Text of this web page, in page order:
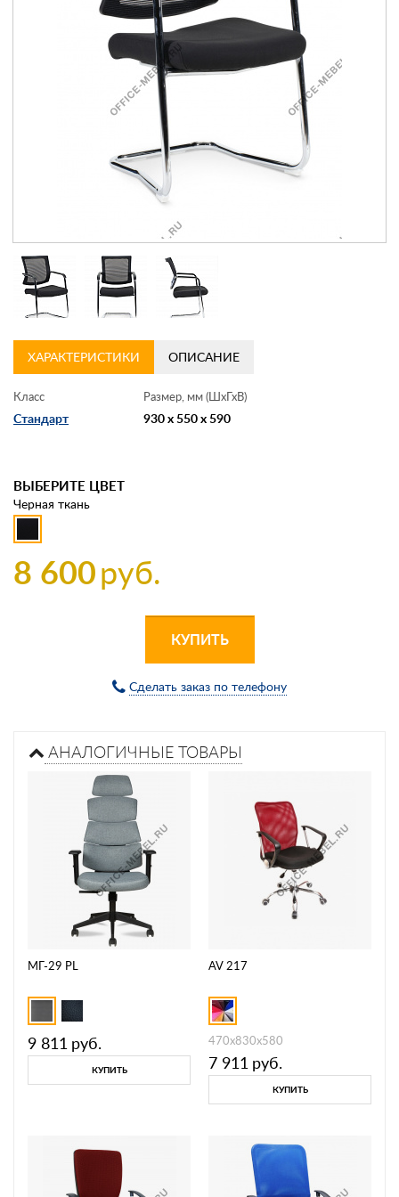
Заказать обратный звонок
ХАРАКТЕРИСТИКИ ОПИСАНИЕ
Класс
Стандарт
Размер, мм (ШхГхВ)
930 x 550 x 590
ВЫБЕРИТЕ ЦВЕТ
Черная ткань
8 600руб.
КУПИТЬ
Сделать заказ по телефону
АНАЛОГИЧНЫЕ ТОВАРЫ
МГ-29 PL
9 811 руб.
КУПИТЬ
AV 217
470х830х580
7 911 руб.
КУПИТЬ